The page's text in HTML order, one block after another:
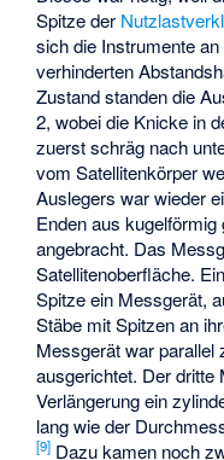
Spitze der
sich die Instrumente
verhinderten
Zustand standen die
2, wobei die Knicke in
zuerst schräg nach
vom Satellitenkörper
Auslegers war wieder
Enden aus kugelförmig
angebracht. Das
Satellitenoberfläche.
Spitze ein Messgerät,
Stäbe mit Spitzen an
Messgerät war parallel
ausgerichtet. Der dritte
Verlängerung ein
lang wie der
[9] Dazu kamen noch